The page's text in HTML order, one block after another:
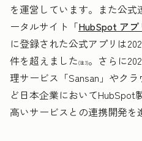
を運営しています。また公
ータルサイト「HubSpot ア
に登録された公式アプリは
件を超えました(注3)。さらに
理サービス「Sansan」やク
ど日本企業において
高いサービスとの連携開発を